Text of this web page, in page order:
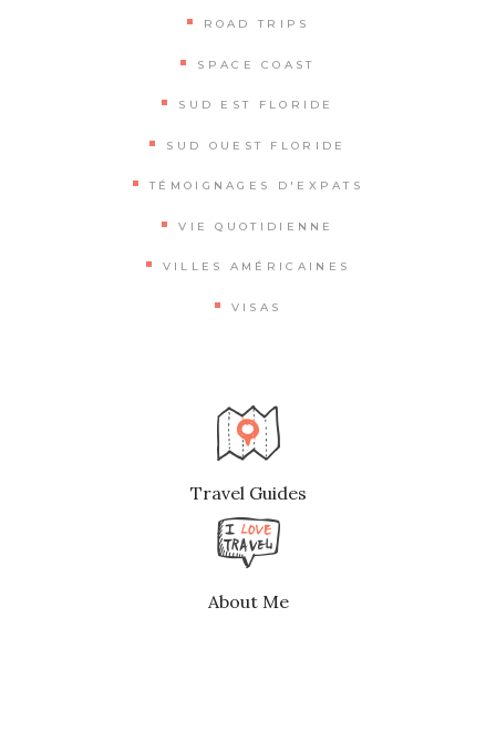
ROAD TRIPS
SPACE COAST
SUD EST FLORIDE
SUD OUEST FLORIDE
TÉMOIGNAGES D'EXPATS
VIE QUOTIDIENNE
VILLES AMÉRICAINES
VISAS
Travel Guides
About Me